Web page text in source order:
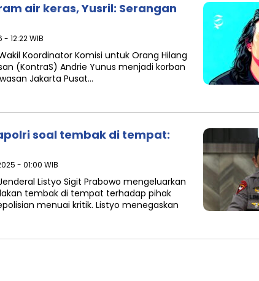
air keras, Yusril: Serangan
- 12:22 WIB
Koordinator Komisi untuk Orang Hilang
(KontraS) Andrie Yunus menjadi korban
Jakarta Pusat…
soal tembak di tempat:
- 01:00 WIB
Listyo Sigit Prabowo mengeluarkan
tembak di tempat terhadap pihak
menuai kritik. Listyo menegaskan